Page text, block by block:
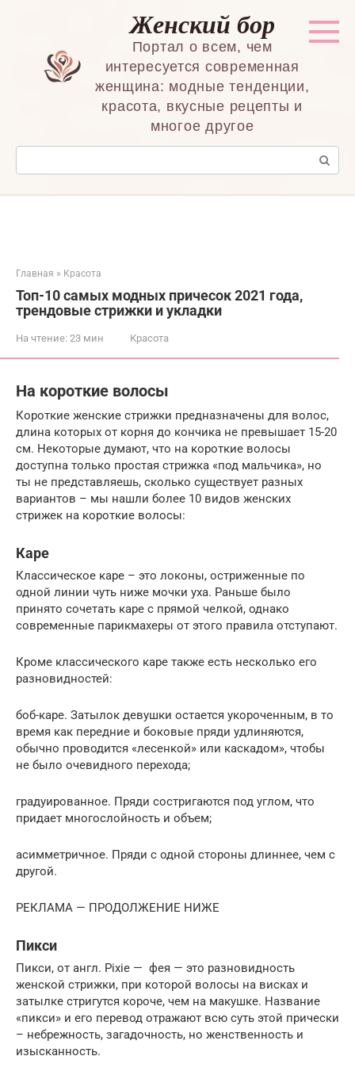
Женский бор
Портал о всем, чем
интересуется современная
женщина: модные тенденции,
красота, вкусные рецепты и
многое другое
Поиск:
Главная » Красота
Топ-10 самых модных причесок 2021 года,
трендовые стрижки и укладки
На чтение: 23 мин Красота
На короткие волосы
Короткие женские стрижки предназначены для волос,
длина которых от корня до кончика не превышает 15-20
см. Некоторые думают, что на короткие волосы
доступна только простая стрижка «под мальчика», но
ты не представляешь, сколько существует разных
вариантов – мы нашли более 10 видов женских
стрижек на короткие волосы:
Каре
Классическое каре – это локоны, остриженные по
одной линии чуть ниже мочки уха. Раньше было
принято сочетать каре с прямой челкой, однако
современные парикмахеры от этого правила отступают.
Кроме классического каре также есть несколько его
разновидностей:
боб-каре. Затылок девушки остается укороченным, в то
время как передние и боковые пряди удлиняются,
обычно проводится «лесенкой» или каскадом», чтобы
не было очевидного перехода;
градуированное. Пряди состригаются под углом, что
придает многослойность и объем;
асимметричное. Пряди с одной стороны длиннее, чем с
другой.
РЕКЛАМА — ПРОДОЛЖЕНИЕ НИЖЕ
Пикси
Пикси, от англ. Pixie — фея — это разновидность
женской стрижки, при которой волосы на висках и
затылке стригутся короче, чем на макушке. Название
«пикси» и его перевод отражают всю суть этой прически
– небрежность, загадочность, но женственность и
изысканность.